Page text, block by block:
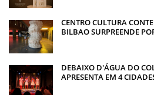
CENTRO CULTURA
BILBAO SURPREENDE
DEBAIXO D'ÁGUA DO
APRESENTA EM 4